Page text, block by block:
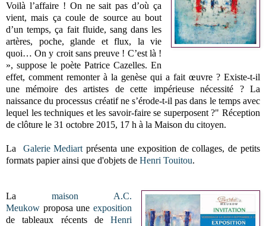
Voilà l’affaire ! On ne sait pas d’où ça
vient, mais ça coule de source au bout
d’un temps, ça fait fluide, sang dans les
artères, poche, glande et flux, la vie
quoi… On y croit sans preuve ! C’est là !
», suppose le poète Patrice Cazelles. En
effet, comment remonter à la genèse qui a fait œuvre ? Existe-t-il
une mémoire des artistes de cette impérieuse nécessité ? La
naissance du processus créatif ne s’érode-t-il pas dans le temps avec
lequel les techniques et les savoir-faire se superposent ?" Réception
de clôture le 31 octobre 2015, 17 h à la Maison du citoyen.
La Galerie Mediartprésenta une exposition de collages, de petits
formats papier ainsi que d'objets de Henri Touitou.
Lamaison A.C.
Meukow proposa uneexposition
de tableaux récents deHenri